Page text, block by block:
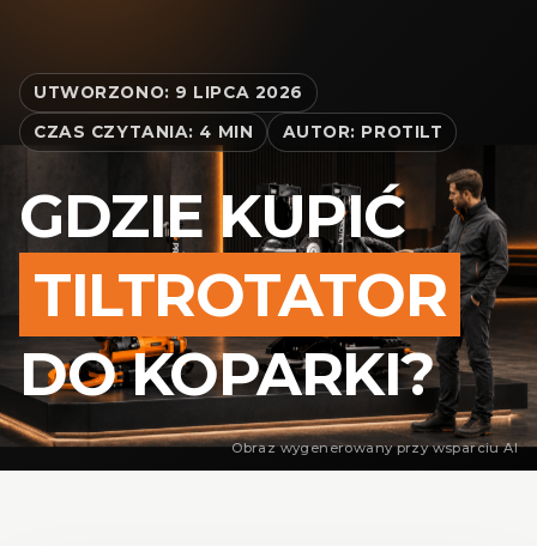
UTWORZONO: 9 LIPCA 2026
CZAS CZYTANIA: 4 MIN AUTOR: PROTILT
GDZIE KUPIĆ
TILTROTATOR
DO KOPARKI?
Obraz wygenerowany przy wsparciu AI